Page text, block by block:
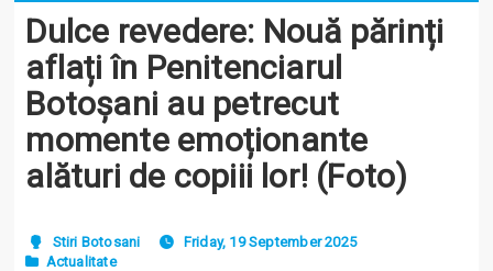
Dulce revedere: Nouă părinți
aflați în Penitenciarul
Botoșani au petrecut
momente emoționante
alături de copiii lor! (Foto)
Stiri Botosani
Friday, 19 September 2025
Actualitate